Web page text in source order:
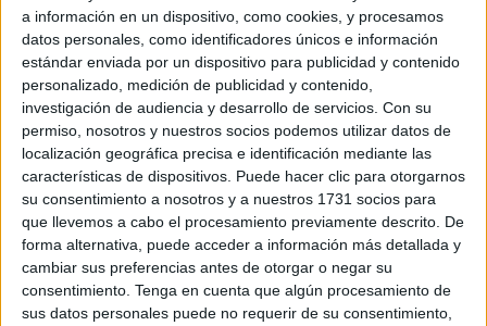
a información en un dispositivo, como cookies, y procesamos
datos personales, como identificadores únicos e información
estándar enviada por un dispositivo para publicidad y contenido
personalizado, medición de publicidad y contenido,
investigación de audiencia y desarrollo de servicios. Con su
permiso, nosotros y nuestros socios podemos utilizar datos de
localización geográfica precisa e identificación mediante las
características de dispositivos. Puede hacer clic para otorgarnos
su consentimiento a nosotros y a nuestros 1731 socios para
que llevemos a cabo el procesamiento previamente descrito. De
forma alternativa, puede acceder a información más detallada y
cambiar sus preferencias antes de otorgar o negar su
consentimiento. Tenga en cuenta que algún procesamiento de
sus datos personales puede no requerir de su consentimiento,
Tánger, Mohamed Cherkaoui, se trata de los jugadores
Abdelllatif Akhrieff y Selmane El Harrak.
Mientras que anoche corrieron rumores de que se había
encontrado el cuerpo sin vida del jugador Akhrieff,
Cherkaoui el presidente del club lo negó, afirmando en
una declaración grabada que los equipos de rescate aún
no han llegado a él.